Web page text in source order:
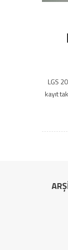
LGS
kayıt